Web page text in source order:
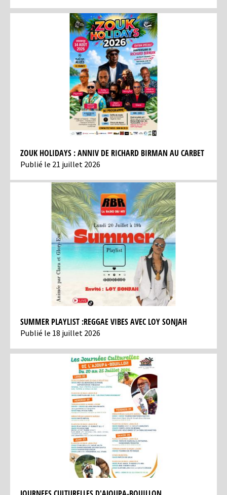
ZOUK HOLIDAYS : ANNIV DE RICHARD BIRMAN AU CARBET
Publié le 21 juillet 2026
SUMMER PLAYLIST :REGGAE VIBES AVEC LOY SONJAH
Publié le 18 juillet 2026